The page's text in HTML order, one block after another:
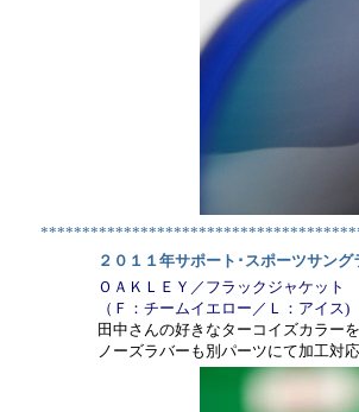
２０１１年サポート･スポーツサング
ＯＡＫＬＥＹ／フラックジャケット
（Ｆ：チームイエロー／Ｌ：アイス)
田中さんの好きなターコイズカラー
ノーズラバーも別パーツにて加工対